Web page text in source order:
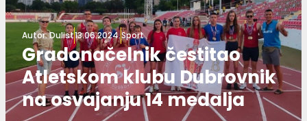
Autor:Dulist13.06.2024.Sport
Gradonačelnik čestitao
Atletskom klubu Dubrovnik
na osvajanju 14 medalja